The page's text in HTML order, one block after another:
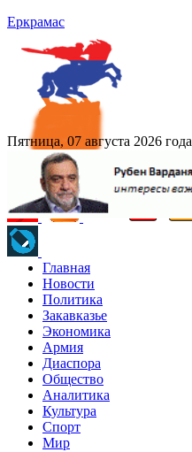
Еркрамас
Пятница, 07 августа 2026 года
Главная
Новости
Политика
Закавказье
Экономика
Армия
Диаспора
Общество
Аналитика
Культура
Спорт
Мир